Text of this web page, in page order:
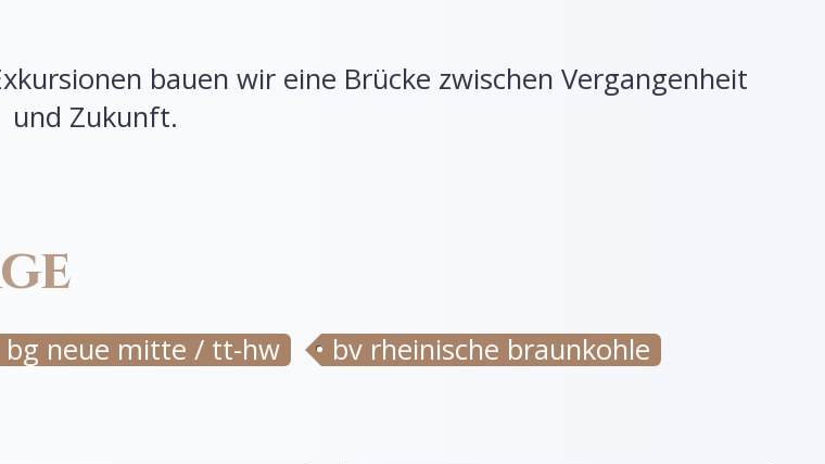
bauen wir eine Brücke zwischen Vergangenheit
und Zukunft.
bg neue mitte / tt-hw bv rheinische braunkohle